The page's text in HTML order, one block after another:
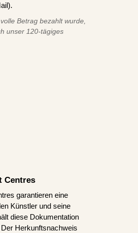
Betrag bezahlt wurde,
unser 120-tägiges
Centres
garantieren eine
Künstler und seine
diese Dokumentation
Herkunftsnachweis